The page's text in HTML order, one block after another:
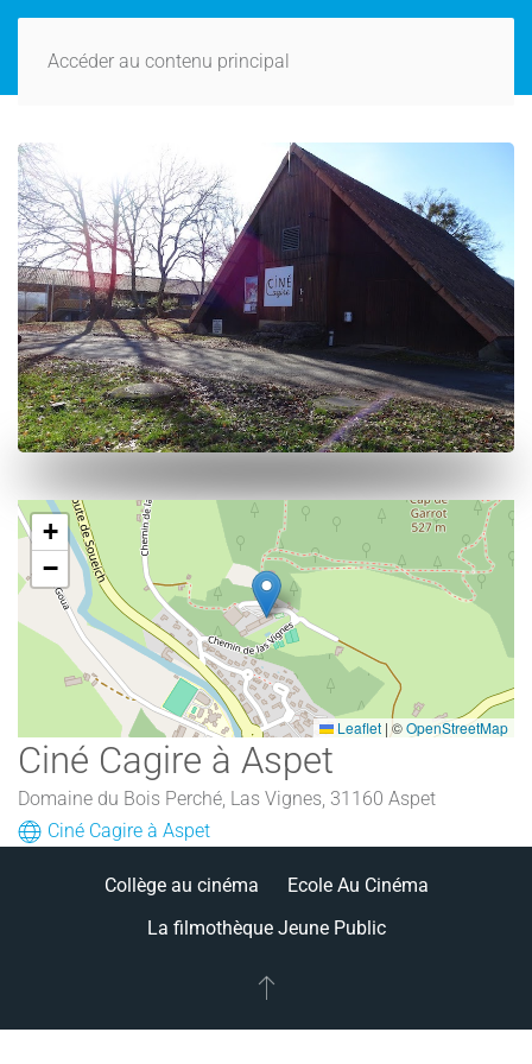
Accéder au contenu principal
+
−
Leaflet | ©OpenStreetMap
Ciné Cagire à Aspet
Domaine du Bois Perché, Las Vignes, 31160 Aspet
Ciné Cagire à Aspet
Collège au cinéma
Ecole Au Cinéma
La filmothèque Jeune Public